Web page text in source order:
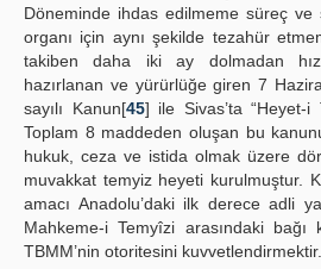
Döneminde ihdas edilmeme süreç ve
organı için aynı şekilde tezahür
takiben daha iki ay dolmadan
hazırlanan ve yürürlüğe giren 7
sayılı Kanun[45] ile Sivas’ta “Heyet-i
Toplam 8 maddeden oluşan bu
hukuk, ceza ve istida olmak üzere
muvakkat temyiz heyeti kurulmuştur.
amacı Anadolu’daki ilk derece adli
Mahkeme-i Temyîzi arasındaki
TBMM’nin otoritesini kuvvetlendirmektir.